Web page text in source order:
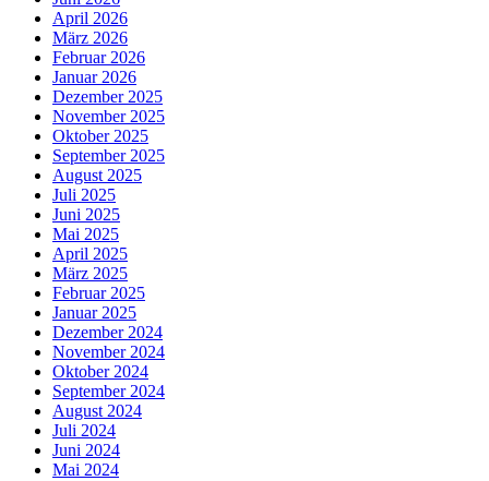
April 2026
März 2026
Februar 2026
Januar 2026
Dezember 2025
November 2025
Oktober 2025
September 2025
August 2025
Juli 2025
Juni 2025
Mai 2025
April 2025
März 2025
Februar 2025
Januar 2025
Dezember 2024
November 2024
Oktober 2024
September 2024
August 2024
Juli 2024
Juni 2024
Mai 2024